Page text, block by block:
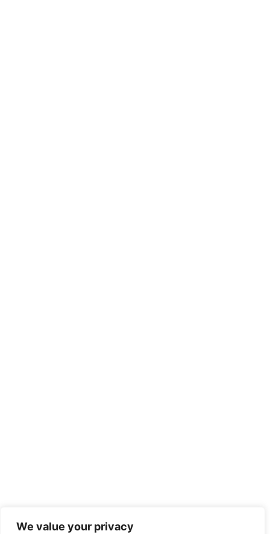
We value your privacy